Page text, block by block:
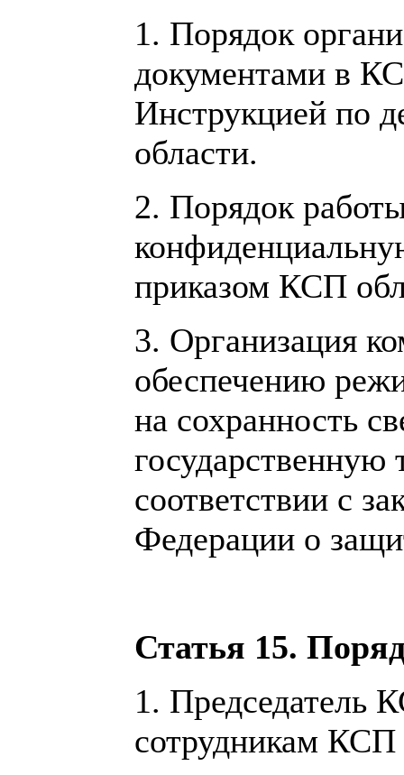
1. Порядок
документами в
Инструкцией по
области.
2. Порядок
приказом КСП
3. Организация
обеспечению
на сохранность
государственную
соответствии с
Федерации о
Статья 15.
1. Председатель
сотрудникам КСП